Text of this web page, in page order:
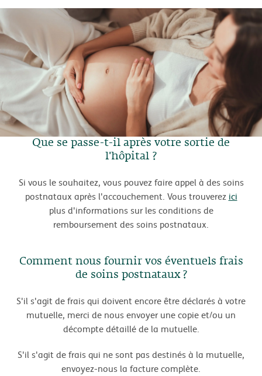
Que se passe-t-il après votre sortie de
l'hôpital ?
Si vous le souhaitez, vous pouvez faire appel à des soins
postnataux après l'accouchement. Vous trouverez ici
plus d'informations sur les conditions de
remboursement des soins postnataux.
Comment nous fournir vos éventuels frais
de soins postnataux ?
S'il s'agit de frais qui doivent encore être déclarés à votre
mutuelle, merci de nous envoyer une copie et/ou un
décompte détaillé de la mutuelle.
S'il s'agit de frais qui ne sont pas destinés à la mutuelle,
envoyez-nous la facture complète.